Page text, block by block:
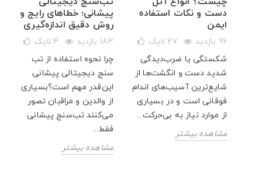
پیشانی؛ خطاهای رایج و
روش دقیق اندازه‌گیری
183 بازدید 4 لایک
چرا نحوه استفاده از تب
سنج دیجیتالی پیشانی
این‌قدر مهم است؟بسیاری
از والدین و مراقبان تصور
می‌کنند تب‌سنج پیشانی
فقط...
مشاهده بیشتر
دست و نکات استفاده
ایمن
96 بازدید 27 لایک
شکستگی یا ضرب‌دیدگی
شدید دست و انگشت‌ها از
شایع‌ترین آسیب‌های اندام
فوقانی است و در بسیاری
از موارد نیاز به بی‌حرکت...
مشاهده بیشتر